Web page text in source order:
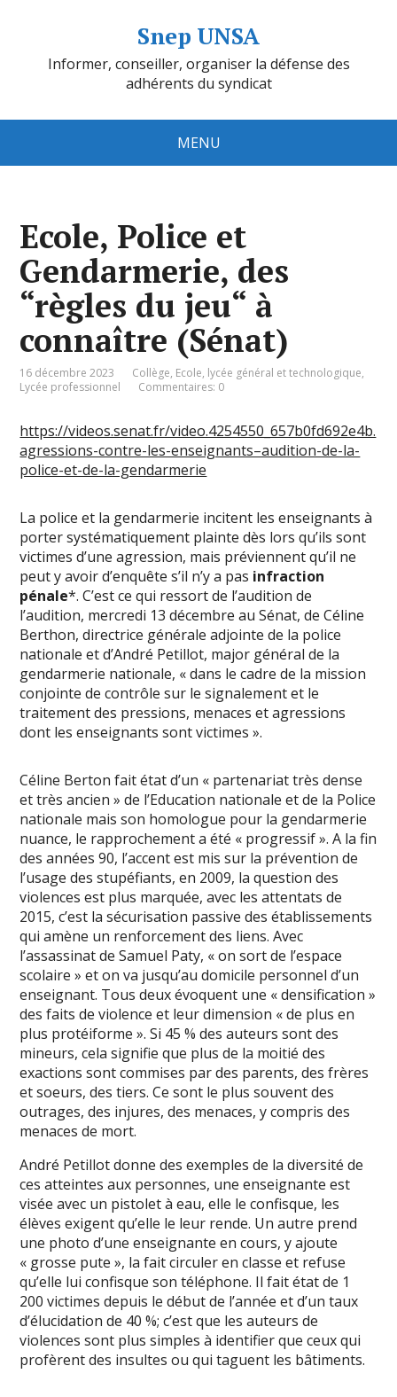
Snep UNSA
Informer, conseiller, organiser la défense des
adhérents du syndicat
MENU
Ecole, Police et
Gendarmerie, des
“règles du jeu“ à
connaître (Sénat)
16 décembre 2023 Collège, Ecole, lycée général et technologique,
Lycée professionnel
Commentaires: 0
https://videos.senat.fr/video.4254550_657b0fd692e4b.
agressions-contre-les-enseignants–audition-de-la-
police-et-de-la-gendarmerie
La police et la gendarmerie incitent les enseignants à
porter systématiquement plainte dès lors qu’ils sont
victimes d’une agression, mais préviennent qu’il ne
peut y avoir d’enquête s’il n’y a pas infraction
pénale*. C’est ce qui ressort de l’audition de
l’audition, mercredi 13 décembre au Sénat, de Céline
Berthon, directrice générale adjointe de la police
nationale et d’André Petillot, major général de la
gendarmerie nationale, « dans le cadre de la mission
conjointe de contrôle sur le signalement et le
traitement des pressions, menaces et agressions
dont les enseignants sont victimes ».
Céline Berton fait état d’un « partenariat très dense
et très ancien » de l’Education nationale et de la Police
nationale mais son homologue pour la gendarmerie
nuance, le rapprochement a été « progressif ». A la fin
des années 90, l’accent est mis sur la prévention de
l’usage des stupéfiants, en 2009, la question des
violences est plus marquée, avec les attentats de
2015, c’est la sécurisation passive des établissements
qui amène un renforcement des liens. Avec
l’assassinat de Samuel Paty, « on sort de l’espace
scolaire » et on va jusqu’au domicile personnel d’un
enseignant. Tous deux évoquent une « densification »
des faits de violence et leur dimension « de plus en
plus protéiforme ». Si 45 % des auteurs sont des
mineurs, cela signifie que plus de la moitié des
exactions sont commises par des parents, des frères
et soeurs, des tiers. Ce sont le plus souvent des
outrages, des injures, des menaces, y compris des
menaces de mort.
André Petillot donne des exemples de la diversité de
ces atteintes aux personnes, une enseignante est
visée avec un pistolet à eau, elle le confisque, les
élèves exigent qu’elle le leur rende. Un autre prend
une photo d’une enseignante en cours, y ajoute
« grosse pute », la fait circuler en classe et refuse
qu’elle lui confisque son téléphone. Il fait état de 1
200 victimes depuis le début de l’année et d’un taux
d’élucidation de 40 %; c’est que les auteurs de
violences sont plus simples à identifier que ceux qui
profèrent des insultes ou qui taguent les bâtiments.